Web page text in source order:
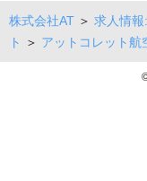
株式会社AT ＞ 求人情
ト
＞ アットコレット航